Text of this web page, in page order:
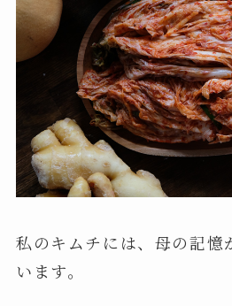
私のキムチには、母の記憶
います。